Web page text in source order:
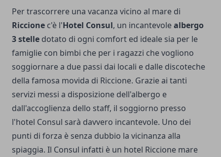
Per trascorrere una vacanza vicino al mare di
Riccione c'è l'Hotel Consul, un incantevolealbergo
3 stelle dotato di ogni comfort ed ideale sia per le
famiglie con bimbi che per i ragazzi che vogliono
soggiornare a due passi dai locali e dalle discoteche
della famosa movida di Riccione. Grazie ai tanti
servizi messi a disposizione dell'albergo e
dall'accoglienza dello staff, il soggiorno presso
l'hotel Consul sarà davvero incantevole. Uno dei
punti di forza è senza dubbio la vicinanza alla
spiaggia. Il Consul infatti è un hotel Riccione mare